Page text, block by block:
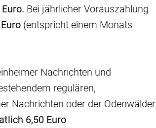
Bei jährlicher Vorauszahlung
(entspricht einem Monats-
Nachrichten und
regulären,
Nachrichten oder der Odenwälder
6,50 Euro